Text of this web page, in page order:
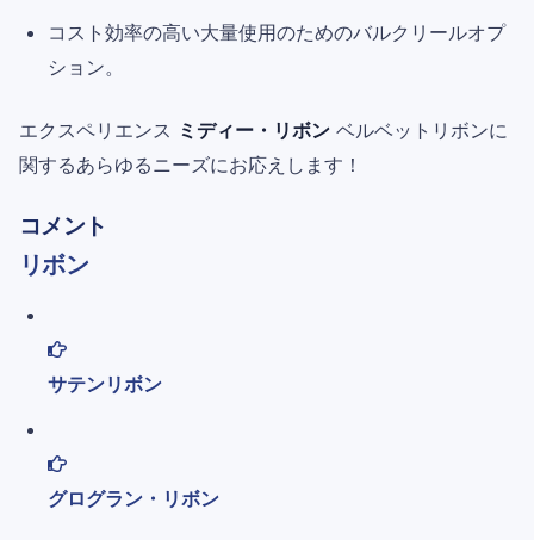
コスト効率の高い大量使用のためのバルクリールオプ
ション。
エクスペリエンス ミディー・リボン ベルベットリボンに
関するあらゆるニーズにお応えします！
コメント
リボン
サテンリボン
グログラン・リボン